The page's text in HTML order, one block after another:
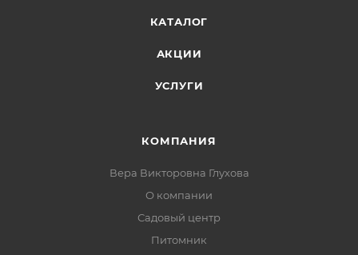
КАТАЛОГ
АКЦИИ
УСЛУГИ
КОМПАНИЯ
Вера Викторовна Глухова
О компании
Садовый центр
Питомник